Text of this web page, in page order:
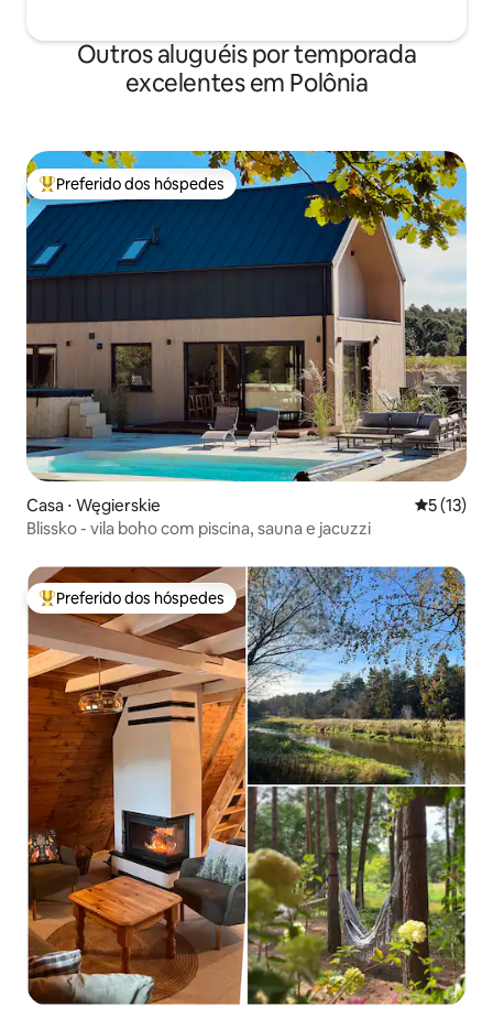
Outros aluguéis por temporada
excelentes em Polônia
Entre os melhores preferidos dos hóspedes
Preferido dos hóspedes
Casa ⋅ Węgierskie 5 de uma
5 (13)
Blissko - vila boho com piscina, sauna e jacuzzi
Entre os melhores preferidos dos hóspedes
Preferido dos hóspedes